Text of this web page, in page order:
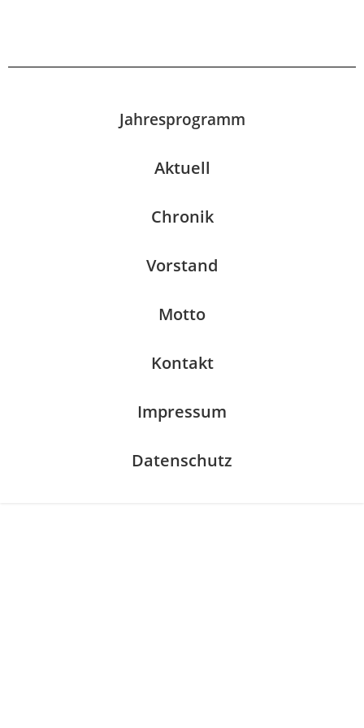
Jahresprogramm
Aktuell
Chronik
Vorstand
Motto
Kontakt
Impressum
Datenschutz